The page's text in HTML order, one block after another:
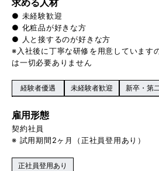
● 未経験歓迎
● 化粧品が好きな方
● 人と接するのが好きな方
※入社後に丁寧な研修を用意しています
は一切必要ありません
経験者優遇 未経験者歓迎 新卒・第
雇用形態
契約社員
※ 試用期間2ヶ月（正社員登用あり）
正社員登用あり